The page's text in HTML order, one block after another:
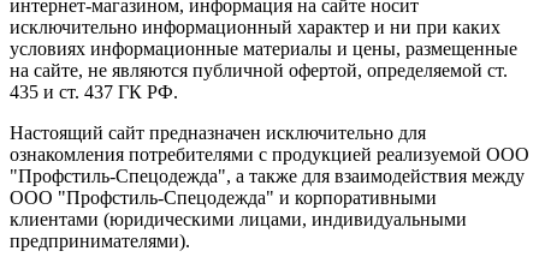
интернет-магазином, информация на сайте носит
исключительно информационный характер и ни при каких
условиях информационные материалы и цены, размещенные
на сайте, не являются публичной офертой, определяемой ст.
435 и ст. 437 ГК РФ.
Настоящий сайт предназначен исключительно для
ознакомления потребителями с продукцией реализуемой ООО
"Профстиль-Спецодежда", а также для взаимодействия между
ООО "Профстиль-Спецодежда" и корпоративными
клиентами (юридическими лицами, индивидуальными
предпринимателями).